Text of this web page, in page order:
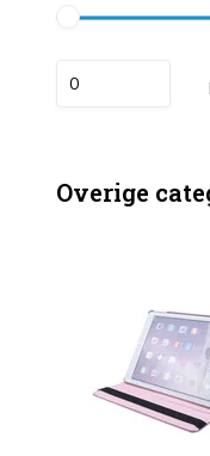
Overige